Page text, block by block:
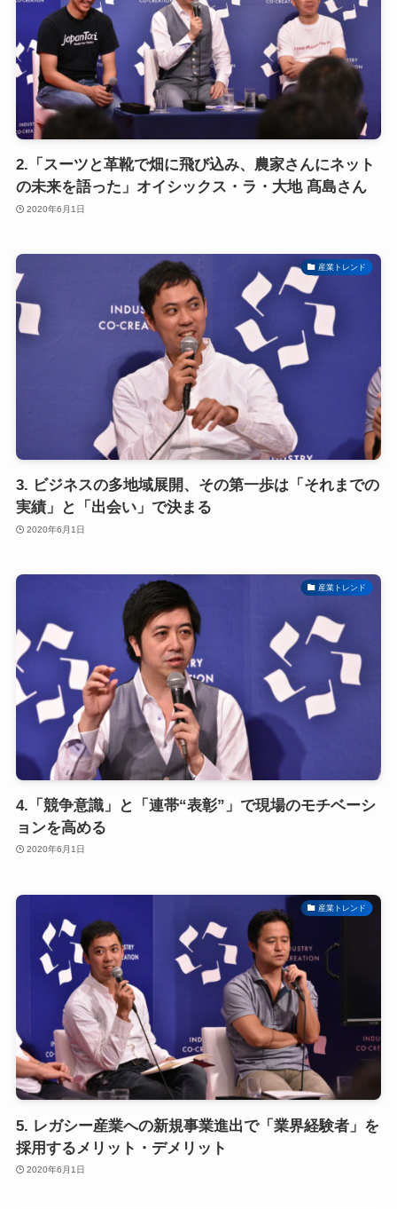
2.「スーツと革靴で畑に飛び込み、農家さんにネット
の未来を語った」オイシックス・ラ・大地 髙島さん
2020年6月1日
産業トレンド
3. ビジネスの多地域展開、その第一歩は「それまでの
実績」と「出会い」で決まる
2020年6月1日
産業トレンド
4.「競争意識」と「連帯“表彰”」で現場のモチベーシ
ョンを高める
2020年6月1日
産業トレンド
5. レガシー産業への新規事業進出で「業界経験者」を
採用するメリット・デメリット
2020年6月1日